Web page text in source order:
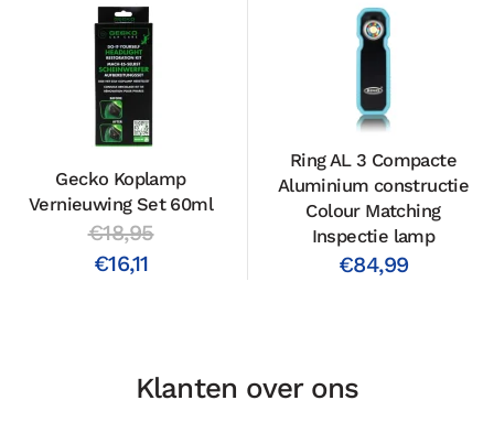
Gecko Koplamp
Vernieuwing Set 60ml
€18,95
€16,11
Ring AL 3 Compacte
Aluminium constructie
Colour Matching
Inspectie lamp
€84,99
Klanten over ons